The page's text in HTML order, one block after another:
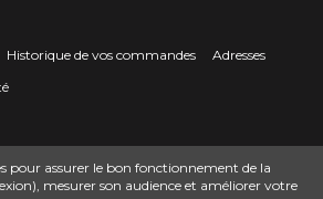
Historique de vos commandes
Adresses
pour assurer le bon fonctionnement de la
mesurer son audience et améliorer votre